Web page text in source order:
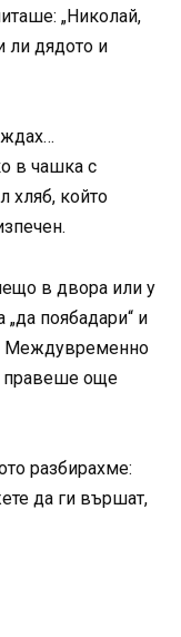
„Николай,
ли дядото и
в чашка с
хляб, който
в двора или у
поябадари“ и
Междувременно
правеше още
разбирахме:
да ги вършат,